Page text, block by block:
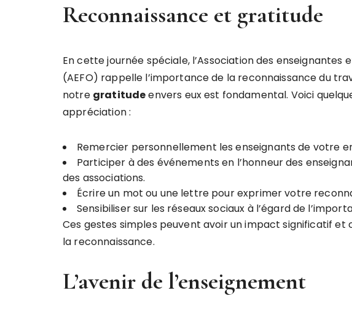
Reconnaissance et gratitude
En cette journée spéciale, l’Association des
(AEFO) rappelle l’importance de la reconnaissance du
notre gratitudeenvers eux est fondamental. Voici
appréciation :
Remercier personnellement les enseignants de votre
Participer à des événements en l’honneur des
des associations.
Écrire un mot ou une lettre pour exprimer votre
Sensibiliser sur les réseaux sociaux à l’égard de
Ces gestes simples peuvent avoir un impact significatif
la reconnaissance.
L’avenir de l’enseignement